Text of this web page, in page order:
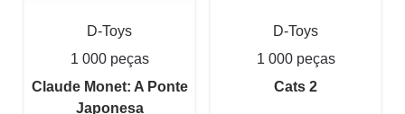
D-Toys
1 000 peças
Claude Monet: A Ponte
Japonesa
D-Toys
1 000 peças
Cats 2